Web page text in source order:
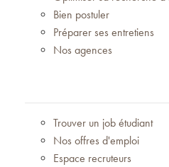
Bien postuler
Préparer ses entretiens
Nos agences
Trouver un job étudiant
Nos offres d'emploi
Espace recruteurs